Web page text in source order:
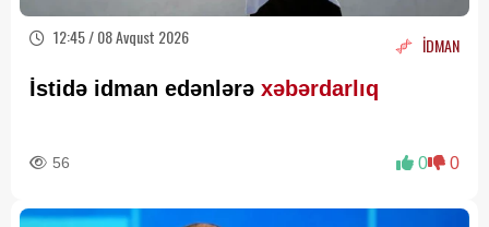
12:45 / 08 Avqust 2026 İDMAN
İstidə idman edənlərə xəbərdarlıq
56 0 0